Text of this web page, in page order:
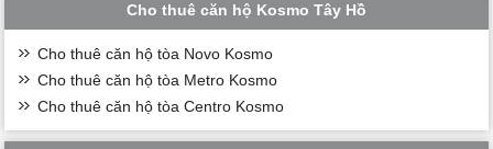
Cho thuê căn hộ Kosmo Tây Hồ
Cho thuê căn hộ tòa Novo Kosmo
Cho thuê căn hộ tòa Metro Kosmo
Cho thuê căn hộ tòa Centro Kosmo